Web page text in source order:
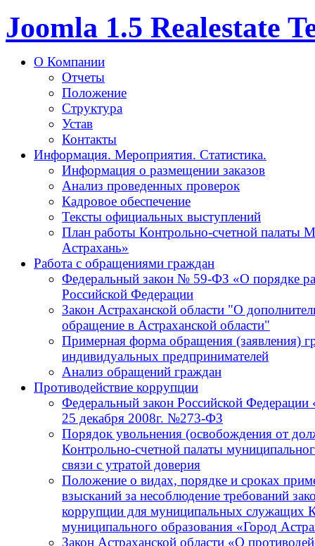
Joomla 1.5 Realestate
О Компании
Отчеты
Положение
Структура
Устав
Контакты
Информация. Мероприятия. Статистика.
Информация о размещении заказов
Анализ проведенных проверок
Кадровое обеспечение
Тексты официальных выступлений
План работы Контрольно-счетной палаты
Астрахань»
Работа с обращениями граждан
Федеральный закон № 59-ФЗ «О порядке
Российской Федерации
Закон Астраханской области "О
обращение в Астраханской области"
Примерная форма обращения (заявления)
индивидуальных предпринимателей
Анализ обращений граждан
Противодействие коррупции
Федеральный закон Российской
25 декабря 2008г. №273-ФЗ
Порядок увольнения (освобождения от
Контрольно-счетной палаты
связи с утратой доверия
Положение о видах, порядке и сроках
взысканий за несоблюдение требований
коррупции для муниципальных служащих
муниципального образования «Город
Закон Астраханской области «О